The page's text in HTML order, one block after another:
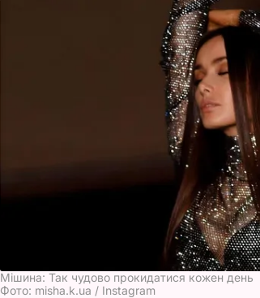
Мішина: Так чудово прокидатися кожен день
Фото: misha.k.ua / Instagram